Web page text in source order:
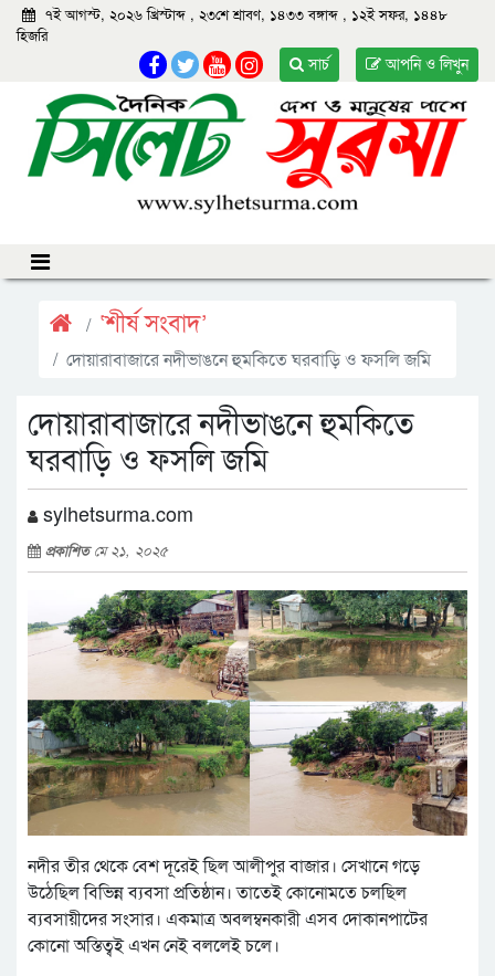
৭ই আগস্ট, ২০২৬ খ্রিস্টাব্দ , ২৩শে শ্রাবণ, ১৪৩৩ বঙ্গাব্দ , ১২ই সফর, ১৪৪৮
হিজরি
আপনি ও লিখুন
সার্চ
‘শীর্ষ সংবাদ’
দোয়ারাবাজারে নদীভাঙনে হুমকিতে ঘরবাড়ি ও ফসলি জমি
দোয়ারাবাজারে নদীভাঙনে হুমকিতে
ঘরবাড়ি ও ফসলি জমি
sylhetsurma.com
প্রকাশিতমে ২১, ২০২৫
নদীর তীর থেকে বেশ দূরেই ছিল আলীপুর বাজার। সেখানে গড়ে
উঠেছিল বিভিন্ন ব্যবসা প্রতিষ্ঠান। তাতেই কোনোমতে চলছিল
ব্যবসায়ীদের সংসার। একমাত্র অবলম্বনকারী এসব দোকানপাটের
কোনো অস্তিত্বই এখন নেই বললেই চলে।